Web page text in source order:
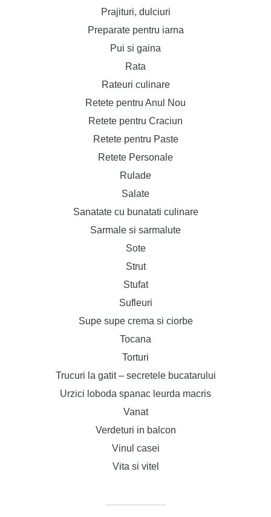
Prajituri, dulciuri
Preparate pentru iarna
Pui si gaina
Rata
Rateuri culinare
Retete pentru Anul Nou
Retete pentru Craciun
Retete pentru Paste
Retete Personale
Rulade
Salate
Sanatate cu bunatati culinare
Sarmale si sarmalute
Sote
Strut
Stufat
Sufleuri
Supe supe crema si ciorbe
Tocana
Torturi
Trucuri la gatit – secretele bucatarului
Urzici loboda spanac leurda macris
Vanat
Verdeturi in balcon
Vinul casei
Vita si vitel